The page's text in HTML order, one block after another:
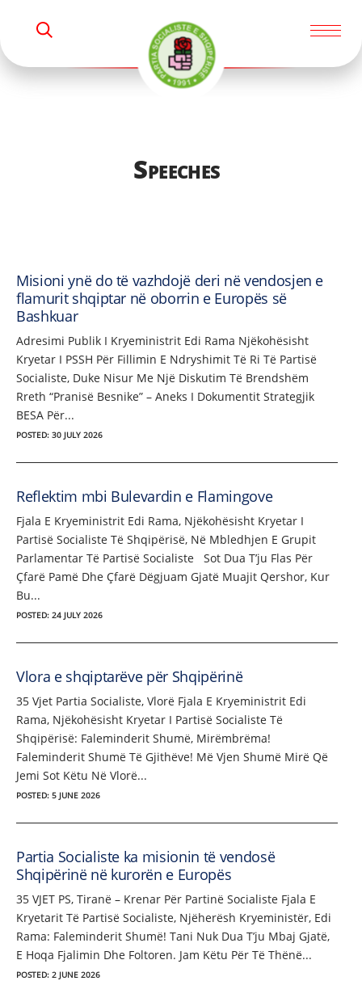
n
i
Speeches
Misioni ynë do të vazhdojë deri në vendosjen e
flamurit shqiptar në oborrin e Europës së
Bashkuar
Adresimi Publik I Kryeministrit Edi Rama Njëkohësisht
Kryetar I PSSH Për Fillimin E Ndryshimit Të Ri Të Partisë
Socialiste, Duke Nisur Me Një Diskutim Të Brendshëm
Rreth “Pranisë Besnike” – Aneks I Dokumentit Strategjik
BESA Për...
POSTED: 30 JULY 2026
Reflektim mbi Bulevardin e Flamingove
Fjala E Kryeministrit Edi Rama, Njëkohësisht Kryetar I
Partisë Socialiste Të Shqipërisë, Në Mbledhjen E Grupit
Parlamentar Të Partisë Socialiste Sot Dua T’ju Flas Për
Çfarë Pamë Dhe Çfarë Dëgjuam Gjatë Muajit Qershor, Kur
Bu...
POSTED: 24 JULY 2026
Vlora e shqiptarëve për Shqipërinë
35 Vjet Partia Socialiste, Vlorë Fjala E Kryeministrit Edi
Rama, Njëkohësisht Kryetar I Partisë Socialiste Të
Shqipërisë: Faleminderit Shumë, Mirëmbrëma!
Faleminderit Shumë Të Gjithëve! Më Vjen Shumë Mirë Që
Jemi Sot Këtu Në Vlorë...
POSTED: 5 JUNE 2026
Partia Socialiste ka misionin të vendosë
Shqipërinë në kurorën e Europës
35 VJET PS, Tiranë – Krenar Për Partinë Socialiste Fjala E
Kryetarit Të Partisë Socialiste, Njëherësh Kryeministër, Edi
Rama: Faleminderit Shumë! Tani Nuk Dua T’ju Mbaj Gjatë,
E Hoqa Fjalimin Dhe Foltoren. Jam Këtu Për Të Thënë...
POSTED: 2 JUNE 2026